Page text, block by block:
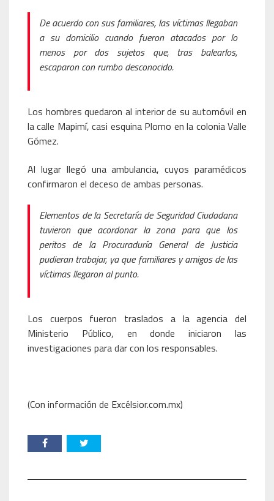
De acuerdo con sus familiares, las víctimas llegaban
a su domicilio cuando fueron atacados por lo
menos por dos sujetos que, tras balearlos,
escaparon con rumbo desconocido.
Los hombres quedaron al interior de su automóvil en
la calle Mapimí, casi esquina Plomo en la colonia Valle
Gómez.
Al lugar llegó una ambulancia, cuyos paramédicos
confirmaron el deceso de ambas personas.
Elementos de la Secretaría de Seguridad Ciudadana
tuvieron que acordonar la zona para que los
peritos de la Procuraduría General de Justicia
pudieran trabajar, ya que familiares y amigos de las
víctimas llegaron al punto.
Los cuerpos fueron traslados a la agencia del
Ministerio Público, en donde iniciaron las
investigaciones para dar con los responsables.
(Con información de Excélsior.com.mx)